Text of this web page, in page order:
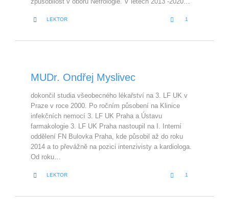
 CATEGORY
LEKTOR 
LOVE
IT
1
MUDr. Ondřej Myslivec
dokončil studia všeobecného lékařství na 3. LF UK v
Praze v roce 2000. Po ročním působení na Klinice
infekčních nemocí 3. LF UK Praha a Ústavu
farmakologie 3. LF UK Praha nastoupil na I. Interní
oddělení FN Bulovka Praha, kde působil až do roku
2014 a to převážně na pozici intenzivisty a kardiologa.
Od roku…
 CATEGORY
LEKTOR 
LOVE
IT
1